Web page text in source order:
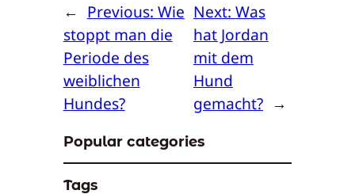
← Previous: Wie
stoppt man die
Periode des
weiblichen
Hundes?
Next: Was
hat Jordan
mit dem
Hund
gemacht? →
Popular categories
Tags